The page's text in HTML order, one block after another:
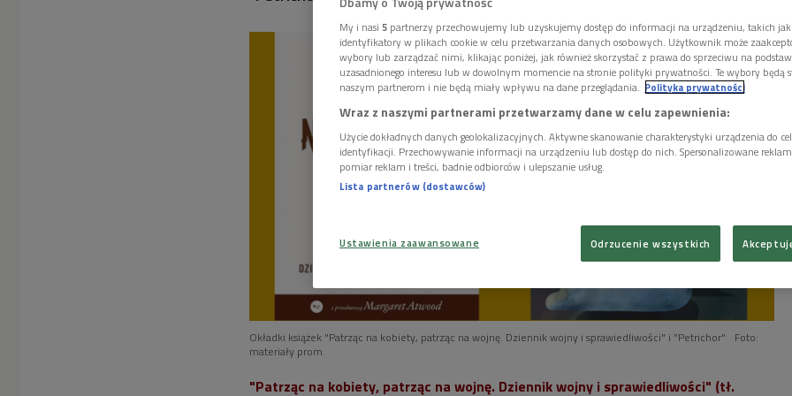
Okładki książek "Patrząc na kobiety, patrząc na wojnę. Dziennik wojny i sprawiedliwości" i "Petrichor"
Foto:
materiały prom.
"Patrząc na kobiety, patrząc na wojnę. Dziennik wojny i sprawiedliwości" (tł.
My i nasi 5 partnerzy przechowujemy lub uzyskujemy dostęp do informacji na urządzeniu, takich
identyfikatory w plikach cookie w celu przetwarzania danych osobowych. Użytkownik może
wybory lub zarządzać nimi, klikając poniżej, jak również skorzystać z prawa do sprzeciwu na
uzasadnionego interesu lub w dowolnym momencie na stronie polityki prywatności. Te wybory będą
naszym partnerom i nie będą miały wpływu na dane przeglądania. Polityka prywatności
Wraz z naszymi partnerami przetwarzamy dane w celu zapewnienia:
Użycie dokładnych danych geolokalizacyjnych. Aktywne skanowanie charakterystyki urządzenia do
identyfikacji. Przechowywanie informacji na urządzeniu lub dostęp do nich. Spersonalizowane
pomiar reklam i treści, badnie odbiorców i ulepszanie usług.
Lista partnerów (dostawców)
Ustawienia zaawansowane Odrzucenie wszystkich